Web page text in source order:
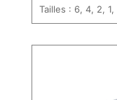
Tailles : 6, 4, 2,